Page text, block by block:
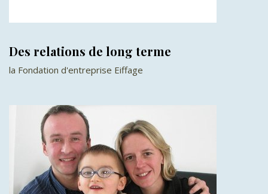
Des relations de long terme
la Fondation d'entreprise Eiffage